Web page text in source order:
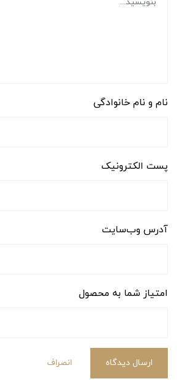
نام و نام خانوادگی
پست الکترونیک
آدرس وب‌سایت
امتیاز شما به محصول
ارسال دیدگاه انصراف